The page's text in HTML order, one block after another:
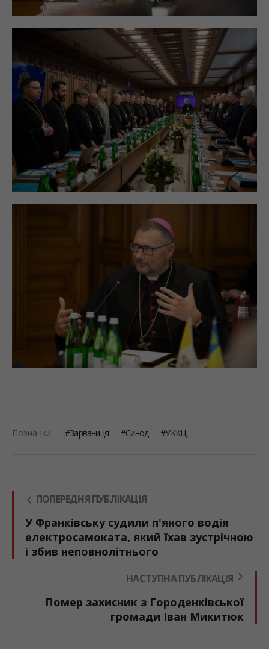
Позначки: Зарваниця Синод УККЦ
ПОПЕРЕДНЯ ПУБЛІКАЦІЯ
У Франківську судили п'яного водія
електросамоката, який їхав зустрічною
і збив неповнолітнього
НАСТУПНА ПУБЛІКАЦІЯ
Помер захисник з Городенківської
громади Іван Микитюк